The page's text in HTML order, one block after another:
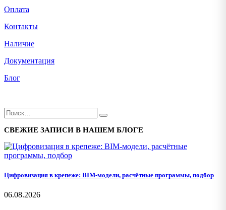
Оплата
Контакты
Наличие
Документация
Блог
СВЕЖИЕ ЗАПИСИ В НАШЕМ БЛОГЕ
Цифровизация в крепеже: BIM-модели, расчётные программы, подбор
06.08.2026